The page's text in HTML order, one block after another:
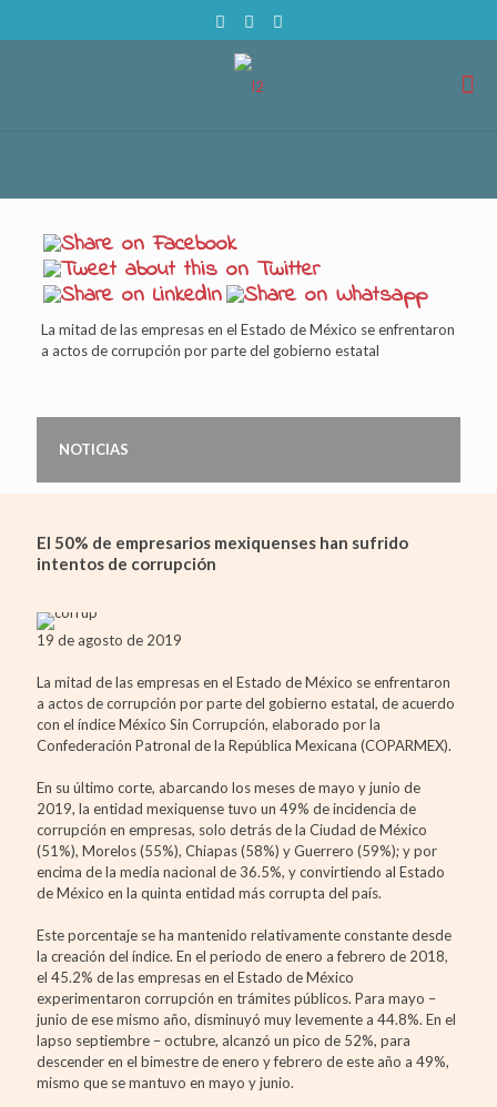
La mitad de las empresas en el Estado de México se enfrentaron
a actos de corrupción por parte del gobierno estatal
NOTICIAS
El 50% de empresarios mexiquenses han sufrido
intentos de corrupción
19 de agosto de 2019
La mitad de las empresas en el Estado de México se enfrentaron
a actos de corrupción por parte del gobierno estatal, de acuerdo
con el índice México Sin Corrupción, elaborado por la
Confederación Patronal de la República Mexicana (COPARMEX).
En su último corte, abarcando los meses de mayo y junio de
2019, la entidad mexiquense tuvo un 49% de incidencia de
corrupción en empresas, solo detrás de la Ciudad de México
(51%), Morelos (55%), Chiapas (58%) y Guerrero (59%); y por
encima de la media nacional de 36.5%, y convirtiendo al Estado
de México en la quinta entidad más corrupta del país.
Este porcentaje se ha mantenido relativamente constante desde
la creación del índice. En el periodo de enero a febrero de 2018,
el 45.2% de las empresas en el Estado de México
experimentaron corrupción en trámites públicos. Para mayo –
junio de ese mismo año, disminuyó muy levemente a 44.8%. En el
lapso septiembre – octubre, alcanzó un pico de 52%, para
descender en el bimestre de enero y febrero de este año a 49%,
mismo que se mantuvo en mayo y junio.